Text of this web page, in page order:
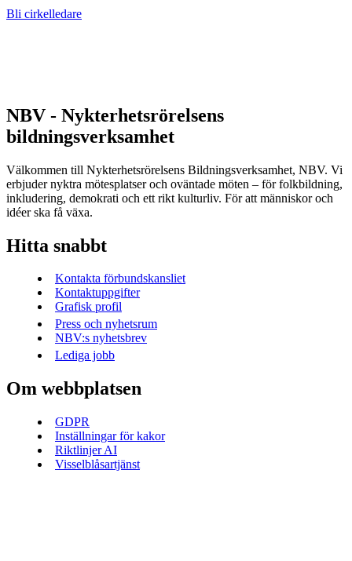
Bli cirkelledare
NBV - Nykterhetsrörelsens
bildningsverksamhet
Välkommen till Nykterhetsrörelsens Bildningsverksamhet, NBV. Vi
erbjuder nyktra mötesplatser och oväntade möten – för folkbildning,
inkludering, demokrati och ett rikt kulturliv. För att människor och
idéer ska få växa.
Hitta snabbt
Kontakta förbundskansliet
Kontaktuppgifter
Grafisk profil
Press och nyhetsrum
NBV:s nyhetsbrev
Lediga jobb
Om webbplatsen
GDPR
Inställningar för kakor
Riktlinjer AI
Visselblåsartjänst